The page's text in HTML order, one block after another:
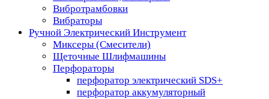
Вибротрамбовки
Вибраторы
Ручной Электрический Инструмент
Миксеры (Смесители)
Щеточные Шлифмашины
Перфораторы
перфоратор электрический SDS+
перфоратор аккумуляторный